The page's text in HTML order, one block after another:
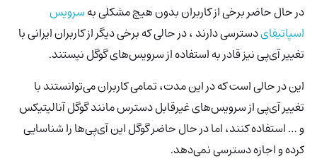
در حال حاضر برخی از کاربران بدون هیچ مشکلی بهسرویس
اسپاتیفایدسترسی دارند ، در حالی که برخی دیگر از کاربران ایرانی با
تغییر آی‌پی نیز قادر به استفاده از سرویس‌های گوگل نیستند.
این در حالی است که در این مدت، تمامی کاربران می‌توانستند با
تغییر آی‌پی از سرویس‌های غیرقابل دسترس مانند گوگل آنالیتیکس
و … استفاده کنند، اما در حال حاضر گوگل این آی‌پی‌ها را شناسایی
کرده و اجازه دسترسی نمی‌دهد.